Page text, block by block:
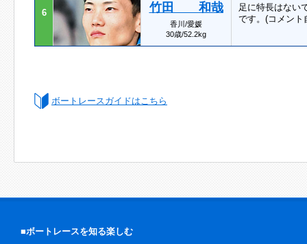
6 竹田 和哉
香川/愛媛
30歳/52.2kg
足に特長はない
です。(コメン
ボートレースガイドはこちら
■ボートレースを知る楽しむ